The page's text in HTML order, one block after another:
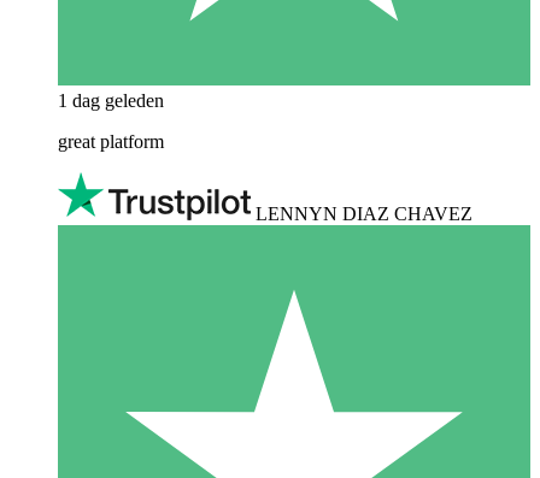
1 dag geleden
great platform
LENNYN DIAZ CHAVEZ